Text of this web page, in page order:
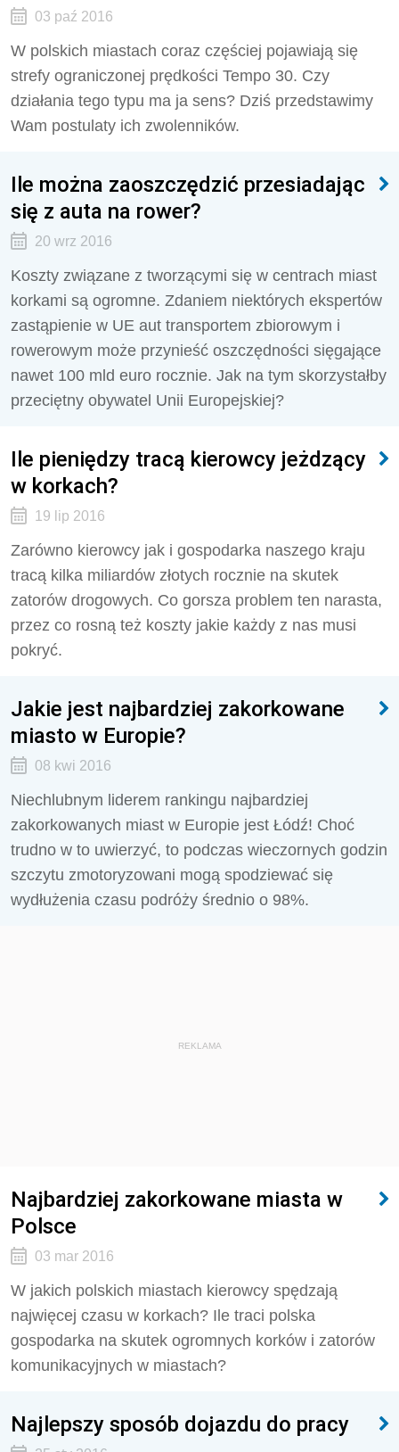
03 paź 2016
W polskich miastach coraz częściej pojawiają się
strefy ograniczonej prędkości Tempo 30. Czy
działania tego typu ma ja sens? Dziś przedstawimy
Wam postulaty ich zwolenników.
Ile można zaoszczędzić przesiadając
się z auta na rower?
20 wrz 2016
Koszty związane z tworzącymi się w centrach miast
korkami są ogromne. Zdaniem niektórych ekspertów
zastąpienie w UE aut transportem zbiorowym i
rowerowym może przynieść oszczędności sięgające
nawet 100 mld euro rocznie. Jak na tym skorzystałby
przeciętny obywatel Unii Europejskiej?
Ile pieniędzy tracą kierowcy jeżdzący
w korkach?
19 lip 2016
Zarówno kierowcy jak i gospodarka naszego kraju
tracą kilka miliardów złotych rocznie na skutek
zatorów drogowych. Co gorsza problem ten narasta,
przez co rosną też koszty jakie każdy z nas musi
pokryć.
Jakie jest najbardziej zakorkowane
miasto w Europie?
08 kwi 2016
Niechlubnym liderem rankingu najbardziej
zakorkowanych miast w Europie jest Łódź! Choć
trudno w to uwierzyć, to podczas wieczornych godzin
szczytu zmotoryzowani mogą spodziewać się
wydłużenia czasu podróży średnio o 98%.
REKLAMA
Najbardziej zakorkowane miasta w
Polsce
03 mar 2016
W jakich polskich miastach kierowcy spędzają
najwięcej czasu w korkach? Ile traci polska
gospodarka na skutek ogromnych korków i zatorów
komunikacyjnych w miastach?
Najlepszy sposób dojazdu do pracy